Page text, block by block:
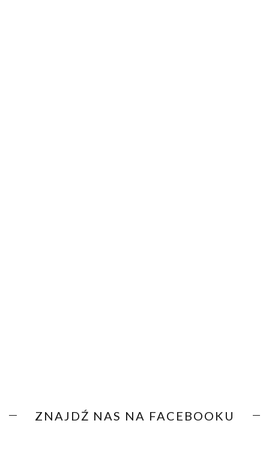
ZNAJDŹ NAS NA FACEBOOKU